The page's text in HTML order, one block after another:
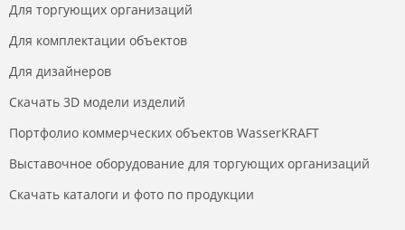
Для торгующих организаций
Для комплектации объектов
Для дизайнеров
Скачать 3D модели изделий
Портфолио коммерческих объектов WasserKRAFT
Выставочное оборудование для торгующих организаций
Скачать каталоги и фото по продукции